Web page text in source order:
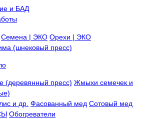
и БАД
Семена | ЭКО Орехи | ЭКО
(шнековый пресс)
(деревянный пресс) Жмыхи семечек и
и др. Фасованный мед Сотовый мед
Обогреватели